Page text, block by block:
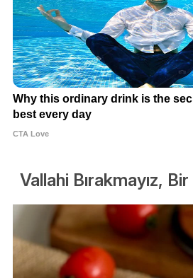
Vallahi Bırakmayız,